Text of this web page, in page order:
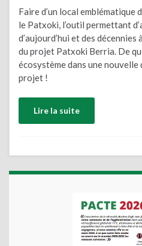
Faire d’un local emblématique
le Patxoki, l’outil permettant
d’aujourd’hui et des
du projet Patxoki Berria. De
écosystème dans une
projet !
Lire la suite